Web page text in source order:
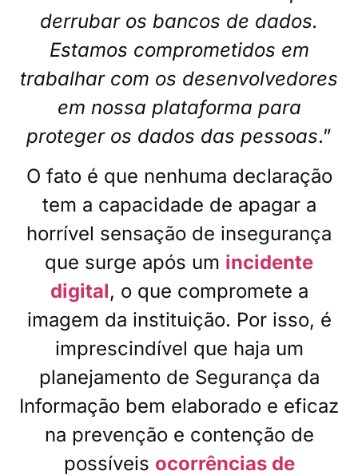
derrubar os bancos de dados.
Estamos comprometidos em
trabalhar com os desenvolvedores
em nossa plataforma para
proteger os dados das pessoas.”
O fato é que nenhuma declaração
tem a capacidade de apagar a
horrível sensação de insegurança
que surge após um incidente
digital, o que compromete a
imagem da instituição. Por isso, é
imprescindível que haja um
planejamento de Segurança da
Informação bem elaborado e eficaz
na prevenção e contenção de
possíveis ocorrências de